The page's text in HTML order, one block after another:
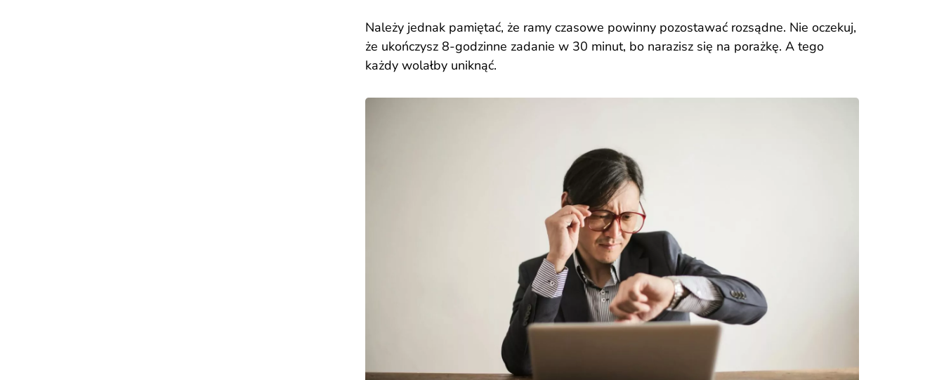
Należy jednak pamiętać, że ramy czasowe powinny pozostawać rozsądne. Nie oczekuj,
że ukończysz 8-godzinne zadanie w 30 minut, bo narazisz się na porażkę. A tego
każdy wolałby uniknąć.